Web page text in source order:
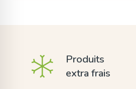
Produits
extra frais